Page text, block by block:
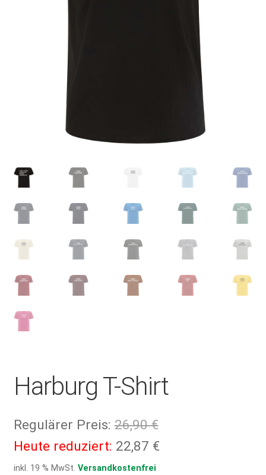
Harburg T-Shirt
Regulärer Preis: 26,90€Ursprünglicher
Preis
Heute reduziert: 22,87 €Aktueller
inkl. 19 % MwSt. Versandkostenfrei